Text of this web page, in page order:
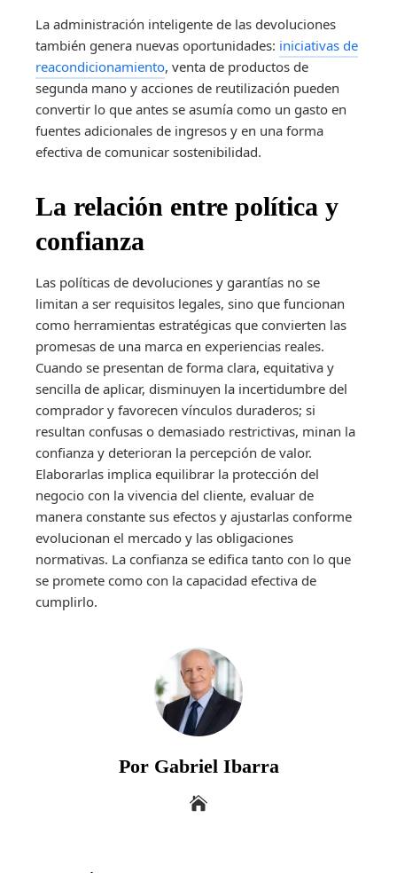
La administración inteligente de las devoluciones
también genera nuevas oportunidades: iniciativas de
reacondicionamiento, venta de productos de
segunda mano y acciones de reutilización pueden
convertir lo que antes se asumía como un gasto en
fuentes adicionales de ingresos y en una forma
efectiva de comunicar sostenibilidad.
La relación entre política y
confianza
Las políticas de devoluciones y garantías no se
limitan a ser requisitos legales, sino que funcionan
como herramientas estratégicas que convierten las
promesas de una marca en experiencias reales.
Cuando se presentan de forma clara, equitativa y
sencilla de aplicar, disminuyen la incertidumbre del
comprador y favorecen vínculos duraderos; si
resultan confusas o demasiado restrictivas, minan la
confianza y deterioran la percepción de valor.
Elaborarlas implica equilibrar la protección del
negocio con la vivencia del cliente, evaluar de
manera constante sus efectos y ajustarlas conforme
evolucionan el mercado y las obligaciones
normativas. La confianza se edifica tanto con lo que
se promete como con la capacidad efectiva de
cumplirlo.
Por Gabriel Ibarra